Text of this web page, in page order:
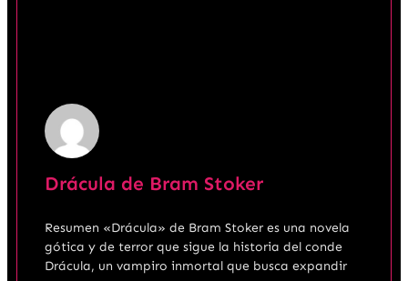
Drácula de Bram Stoker
Resumen «Drácula» de Bram Stoker es una novela
gótica y de terror que sigue la historia del conde
Drácula, un vampiro inmortal que busca expandir